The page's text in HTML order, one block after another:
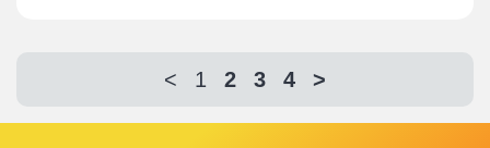
< 1 2 3 4 >